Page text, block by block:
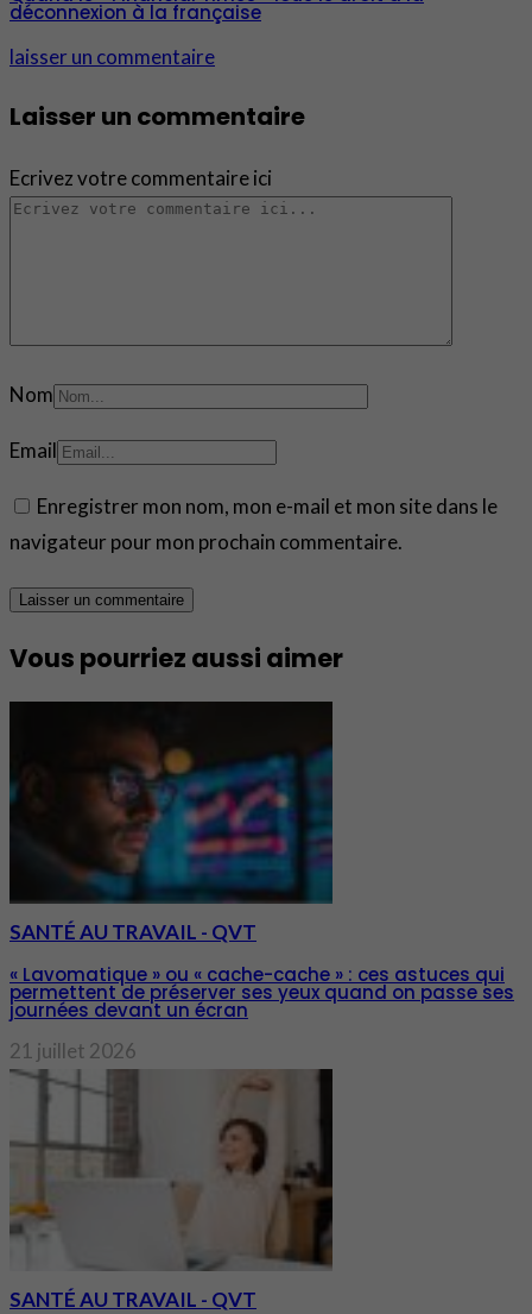
déconnexion à la française
laisser un commentaire
Laisser un commentaire
Ecrivez votre commentaire ici
Nom
Email
Enregistrer mon nom, mon e-mail et mon site dans le
navigateur pour mon prochain commentaire.
Vous pourriez aussi aimer
SANTÉ AU TRAVAIL - QVT
« Lavomatique » ou « cache-cache » : ces astuces qui
permettent de préserver ses yeux quand on passe ses
journées devant un écran
21 juillet 2026
SANTÉ AU TRAVAIL - QVT